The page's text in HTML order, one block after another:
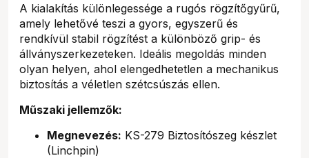
A kialakítás különlegessége a rugós rögzítőgyűrű,
amely lehetővé teszi a gyors, egyszerű és
rendkívül stabil rögzítést a különböző grip- és
állványszerkezeteken. Ideális megoldás minden
olyan helyen, ahol elengedhetetlen a mechanikus
biztosítás a véletlen szétcsúszás ellen.
Műszaki jellemzők:
Megnevezés: KS-279 Biztosítószeg készlet
(Linchpin)